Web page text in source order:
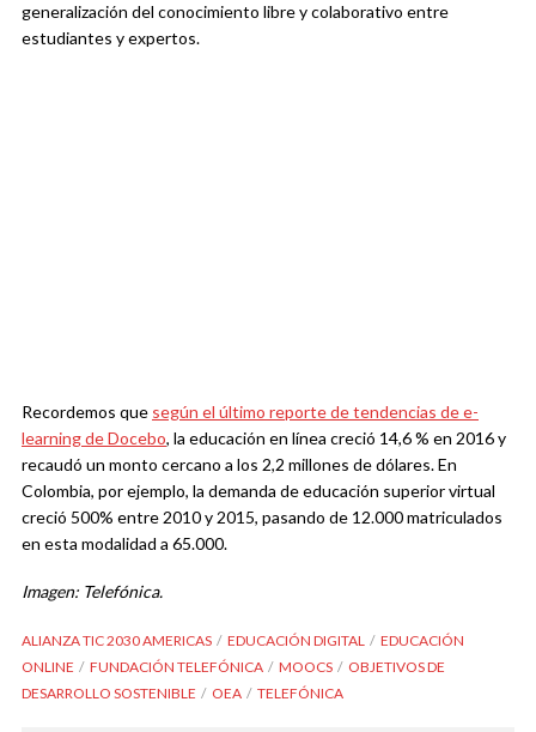
generalización del conocimiento libre y colaborativo entre
estudiantes y expertos.
Recordemos que según el último reporte de tendencias de e-
learning de Docebo, la educación en línea creció 14,6 % en 2016 y
recaudó un monto cercano a los 2,2 millones de dólares. En
Colombia, por ejemplo, la demanda de educación superior virtual
creció 500% entre 2010 y 2015, pasando de 12.000 matriculados
en esta modalidad a 65.000.
Imagen: Telefónica.
ALIANZA TIC 2030 AMERICAS EDUCACIÓN DIGITAL
EDUCACIÓN
ONLINE
FUNDACIÓN TELEFÓNICA MOOCS
OBJETIVOS DE
DESARROLLO SOSTENIBLE
OEA TELEFÓNICA